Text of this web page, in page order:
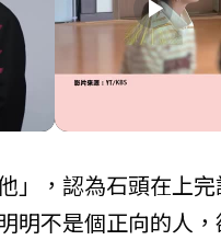
play_arrow
」，認為石頭在上
明不是個正向的人